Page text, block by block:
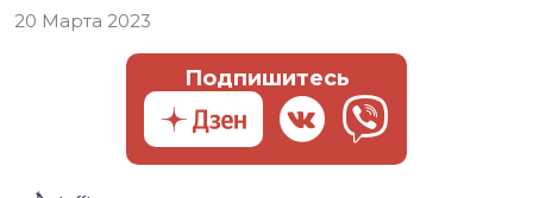
20 Марта 2023
Подпишитесь